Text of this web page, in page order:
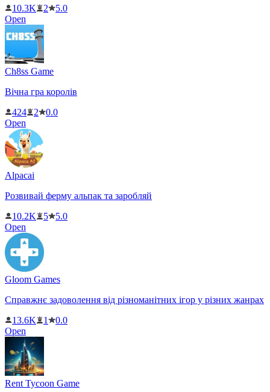
10.3K 2
5.0
Open
Ch8ss Game
Вічна гра королів
424
2
0.0
Open
Alpacai
Розвивай ферму альпак та заробляй
10.2K
5
5.0
Open
Gloom Games
Справжнє задоволення від різноманітних ігор у різних жанрах
13.6K
1
0.0
Open
Rent Tycoon Game